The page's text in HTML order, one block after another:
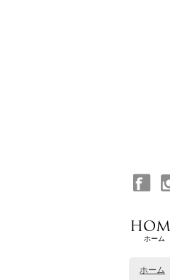
ホーム
ホーム